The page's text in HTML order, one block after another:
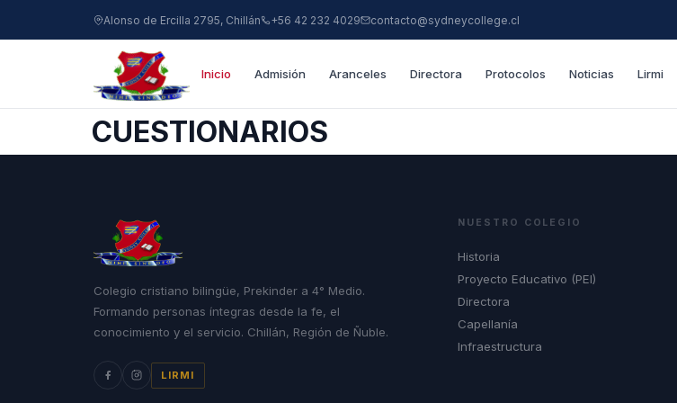
Alonso de Ercilla 2795, Chillán +56 42 232 4029 contacto@sydneycollege.cl
Inicio Admisión Aranceles Directora Protocolos Noticias Lirmi
CUESTIONARIOS
Colegio cristiano bilingüe, Prekinder a 4° Medio.
Formando personas íntegras desde la fe, el
conocimiento y el servicio. Chillán, Región de Ñuble.
LIRMI
NUESTRO COLEGIO
Historia
Proyecto Educativo (PEI)
Directora
Capellanía
Infraestructura